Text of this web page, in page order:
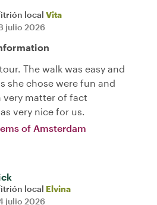
local Vita
julio 2026
The walk was easy and
she chose were fun and
very matter of fact
very nice for us.
of Amsterdam
local Elvina
julio 2026